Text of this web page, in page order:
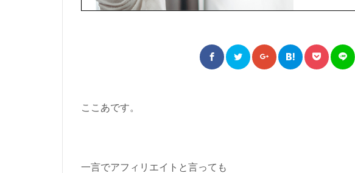
ここあです。
一言でアフィリエイトと言っても